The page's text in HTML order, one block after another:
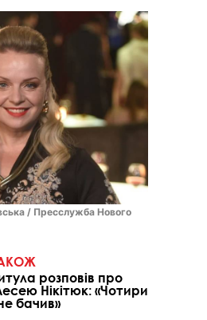
/ Пресслужба Нового
розповів про
Нікітюк: «Чотири
не бачив»